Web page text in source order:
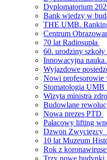
Dyplomatorium
Bank wiedzy w
THE UMB.
Centrum
70 lat Radiosupła
60. urodziny
Innowacyjna
Wyjazdowe
Nowi
Stomatologia UMB
Wizyta ministra
Budowlane
Nowa prezes PTD
Pałacowy lifting
Dzwon Zwycięzcy
10 lat Muzeum
Rok z
Trzy nowe